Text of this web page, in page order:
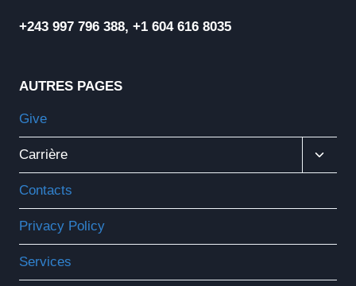
+243 997 796 388, +1 604 616 8035
AUTRES PAGES
Give
Carrière
Le
Contacts
Privacy Policy
Services